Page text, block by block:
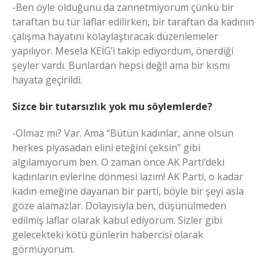
-Ben öyle olduğunu da zannetmiyorum çünkü bir
taraftan bu tür laflar edilirken, bir taraftan da kadının
çalışma hayatını kolaylaştıracak düzenlemeler
yapılıyor. Mesela KEİG’i takip ediyordum, önerdiği
şeyler vardı. Bunlardan hepsi değil ama bir kısmı
hayata geçirildi.
Sizce bir tutarsızlık yok mu söylemlerde?
-Olmaz mı? Var. Ama “Bütün kadınlar, anne olsun
herkes piyasadan elini eteğini çeksin” gibi
algılamıyorum ben. O zaman önce AK Parti’deki
kadınların evlerine dönmesi lazım! AK Parti, o kadar
kadın emeğine dayanan bir parti, böyle bir şeyi asla
göze alamazlar. Dolayısıyla ben, düşünülmeden
edilmiş laflar olarak kabul ediyorum. Sizler gibi
gelecekteki kötü günlerin habercisi olarak
görmüyorum.